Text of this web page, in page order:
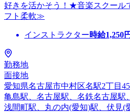
好きを活かそう！★音楽スクール
フト柔軟≫
インストラクター時給1,250
勤務地
面接地
愛知県名古屋市中村区名駅2丁目
亀島駅、名古屋駅、名鉄名古屋駅
浅間町駅、丸の内(愛知)駅、伏見(